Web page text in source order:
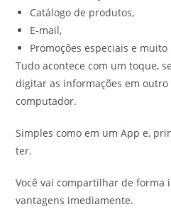
Catálogo de produtos,
E-mail,
Promoções especiais e muito
Tudo acontece com um toque,
digitar as informações em
computador.
Simples como em um App e,
ter.
Você vai compartilhar de forma
vantagens imediamente.